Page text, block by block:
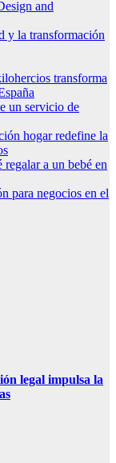
and
y la transformación
transforma
un servicio de
hogar redefine la
a un bebé en
para negocios en el
legal impulsa la